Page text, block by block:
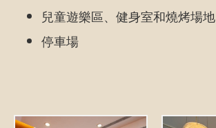
兒童遊樂區、健身室和燒烤場地
停車場